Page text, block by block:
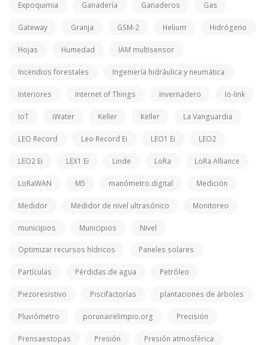
Expoquimia Ganadería Ganaderos Gas
Gateway Granja GSM-2 Helium Hidrógeno
Hojas Humedad IAM multisensor
Incendios forestales Ingeniería hidráulica y neumática
Interiores Internet of Things Invernadero Io-link
IoT iWater Keller Keller La Vanguardia
LEO Record Leo Record Ei LEO1 Ei LEO2
LEO2 Ei LEX1 Ei Linde LoRa LoRa Alliance
LoRaWAN M5 manómetro digital Medición
Medidor Medidor de nivel ultrasónico Monitoreo
municipios Municipios Nivel
Optimizar recursos hídricos Paneles solares
Partículas Pérdidas de agua Petróleo
Piezoresistivo Piscifactorías plantaciones de árboles
Pluviómetro porunairelimpio.org Precisión
Prensaestopas Presión Presión atmosférica